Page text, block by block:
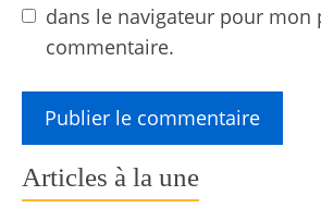
dans le navigateur pour mon
commentaire.
Articles à la une